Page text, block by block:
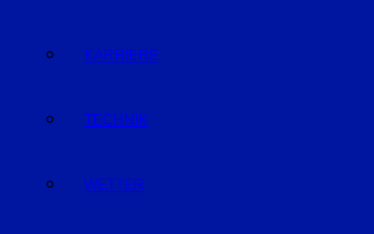
KARRIERE
TECHNIK
WETTER